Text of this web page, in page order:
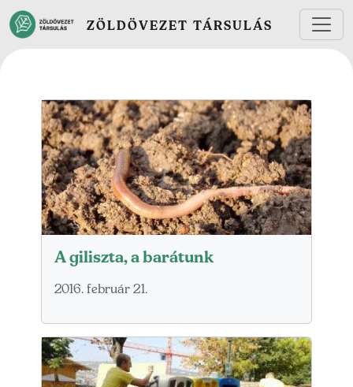
Ugrás a tartalomra
ZÖLDÖVEZET TÁRSULÁS
A giliszta, a barátunk
2016. február 21.